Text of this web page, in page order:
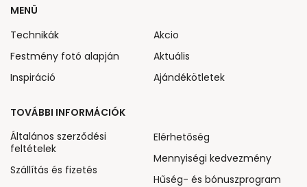
MENÜ
Technikák
Festmény fotó alapján
Inspiráció
Akcio
Aktuális
Ajándékötletek
TOVÁBBI INFORMÁCIÓK
Általános szerződési
feltételek
Szállítás és fizetés
Elérhetőség
Mennyiségi kedvezmény
Hűség- és bónuszprogram